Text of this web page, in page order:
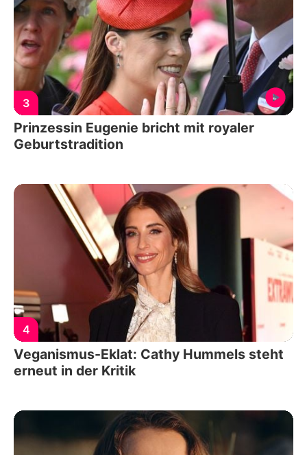
3
Prinzessin Eugenie bricht mit royaler
Geburtstradition
4
Veganismus-Eklat: Cathy Hummels steht
erneut in der Kritik